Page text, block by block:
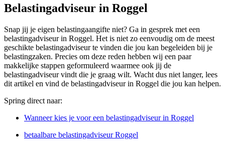
Belastingadviseur in Roggel
Snap jij je eigen belastingaangifte niet? Ga in gesprek met een
belastingadviseur in Roggel. Het is niet zo eenvoudig om de meest
geschikte belastingadviseur te vinden die jou kan begeleiden bij je
belastingzaken. Precies om deze reden hebben wij een paar
makkelijke stappen geformuleerd waarmee ook jij de
belastingadviseur vindt die je graag wilt. Wacht dus niet langer, lees
dit artikel en vind de belastingadviseur in Roggel die jou kan helpen.
Spring direct naar:
Wanneer kies je voor een belastingadviseur in Roggel
betaalbare belastingadviseur Roggel